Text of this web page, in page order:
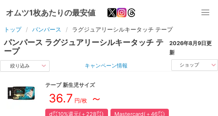
オムツ1枚あたりの最安値
トップ パンパース ラグジュアリーシルキータッチ テープ
パンパース ラグジュアリーシルキータッチ テ
ープ
2026年8月9日更
新
絞り込み キャンペーン情報 ショップ
テープ 新生児サイズ
36.7 円/枚～
d㌽10%還元(＋228㌽) Mastercard(＋46㌽)